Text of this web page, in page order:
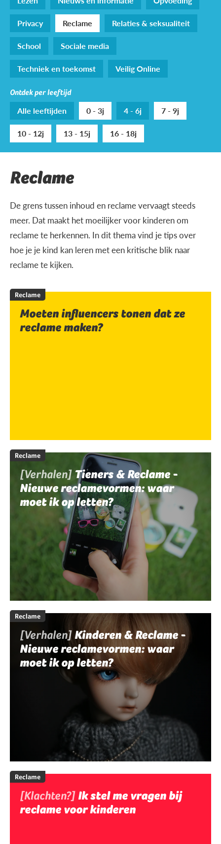
Privacy
Reclame
Relaties & seksualiteit
School
Sociale media
Techniek en toekomst
Veilig Online
Ontdek per leeftijd
Alle leeftijden 0 - 3j 4 - 6j
7 - 9j
10 - 12j
13 - 15j 16 - 18j
Reclame
De grens tussen inhoud en reclame vervaagt steeds
meer. Dat maakt het moeilijker voor kinderen om
reclame te herkennen. In dit thema vind je tips over
hoe je je kind kan leren met een kritische blik naar
reclame te kijken.
Reclame
Moeten influencers tonen dat ze
reclame maken?
Reclame
[Verhalen] Tieners & Reclame -
Nieuwe reclamevormen: waar
moet ik op letten?
Reclame
[Verhalen]Kinderen & Reclame -
Nieuwe reclamevormen: waar
moet ik op letten?
Reclame
[Klachten?] Ik stel me vragen bij
reclame voor kinderen